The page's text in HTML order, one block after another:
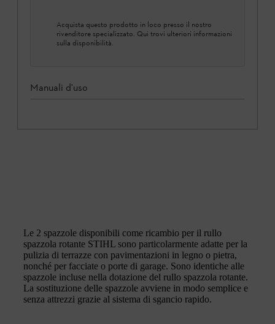
Acquista questo prodotto in loco presso il nostro
rivenditore specializzato. Qui trovi ulteriori informazioni
sulla disponibilità.
Manuali d'uso
Le 2 spazzole disponibili come ricambio per il rullo
spazzola rotante STIHL sono particolarmente adatte per la
pulizia di terrazze con pavimentazioni in legno o pietra,
nonché per facciate o porte di garage. Sono identiche alle
spazzole incluse nella dotazione del rullo spazzola rotante.
La sostituzione delle spazzole avviene in modo semplice e
senza attrezzi grazie al sistema di sgancio rapido.